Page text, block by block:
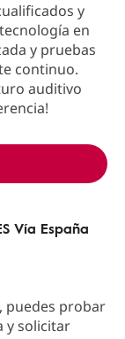
y
en
y pruebas
continuo.
auditivo
Vía España
puedes probar
y solicitar